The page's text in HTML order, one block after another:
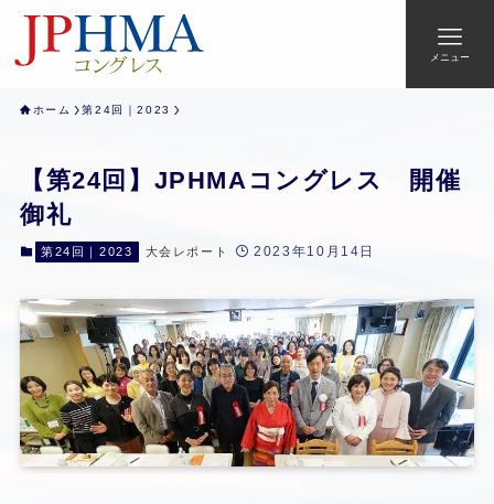
メニュー
ホーム 第24回｜2023
【第24回】JPHMAコングレス 開催
御礼
第24回｜2023 大会レポート 2023年10月14日